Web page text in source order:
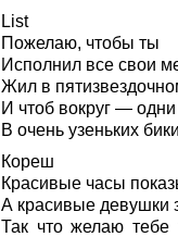
List
Пожелаю, чтобы ты
Исполнил все свои
Жил в
И чтоб вокруг — одни
В очень узеньких
Кореш
Красивые часы
А красивые девушки
Так что желаю